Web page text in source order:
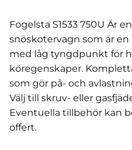
Fogelsta S1533 750U Är
snöskotervagn som är
med låg tyngdpunkt för
köregenskaper.
som gör på- och
Välj till skruv- eller
Eventuella tillbehör kan
offert.